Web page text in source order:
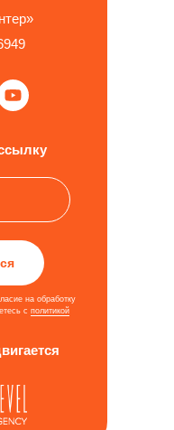
на обработку
c политикой